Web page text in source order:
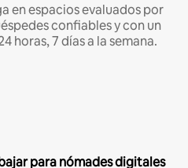
en espacios evaluados por
confiables y con un
horas, 7 días a la semana.
para nómades digitales